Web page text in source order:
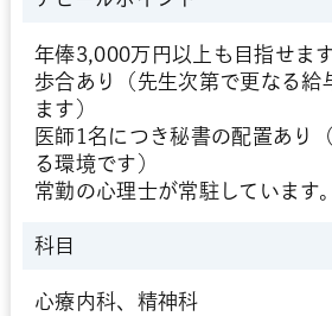
年俸3,000万円以上も目指せます
歩合あり（先生次第で更なる給
ます）
医師1名につき秘書の配置あり
る環境です）
常勤の心理士が常駐しています。
科目
心療内科、精神科